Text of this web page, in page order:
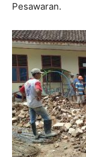
Pesawaran.